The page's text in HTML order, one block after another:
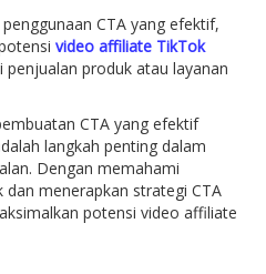
CTA yang efektif,
video affiliate TikTok
produk atau layanan
CTA yang efektif
langkah penting dalam
Dengan memahami
menerapkan strategi CTA
potensi video affiliate